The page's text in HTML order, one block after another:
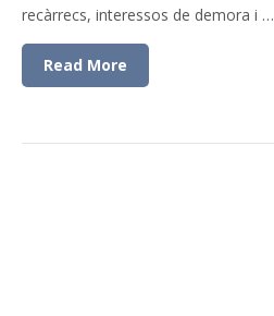
recàrrecs, interessos de demora i …
Read More